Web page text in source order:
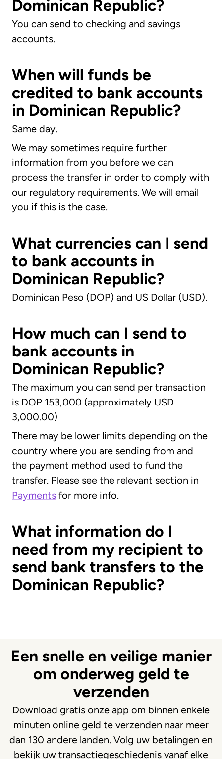
Dominican Republic?
You can send to checking and savings
accounts.
When will funds be
credited to bank accounts
in Dominican Republic?
Same day.
We may sometimes require further
information from you before we can
process the transfer in order to comply with
our regulatory requirements. We will email
you if this is the case.
What currencies can I send
to bank accounts in
Dominican Republic?
Dominican Peso (DOP) and US Dollar (USD).
How much can I send to
bank accounts in
Dominican Republic?
The maximum you can send per transaction
is DOP 153,000 (approximately USD
3,000.00)
There may be lower limits depending on the
country where you are sending from and
the payment method used to fund the
transfer. Please see the relevant section in
Payments for more info.
What information do I
need from my recipient to
send bank transfers to the
Dominican Republic?
Een snelle en veilige manier
om onderweg geld te
verzenden
Download gratis onze app om binnen enkele
minuten online geld te verzenden naar meer
dan 130 andere landen. Volg uw betalingen en
bekijk uw transactiegeschiedenis vanaf elke